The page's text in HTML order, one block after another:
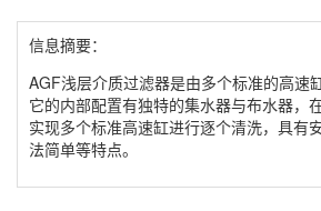
信息摘要：
AGF浅层介质过滤器是由多个标准的高速
它的内部配置有独特的集水器与布水器，
实现多个标准高速缸进行逐个清洗，具有
法简单等特点。